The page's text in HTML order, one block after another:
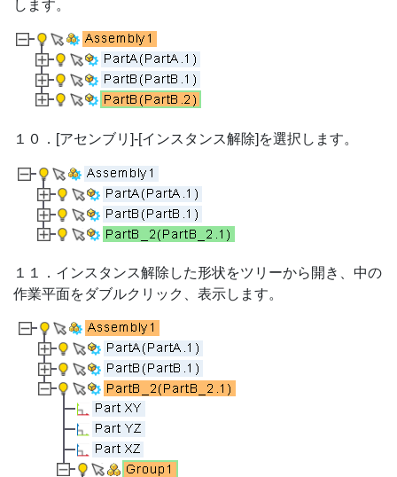
します。
１０．[アセンブリ]-[インスタンス解除]を選択します。
１１．インスタンス解除した形状をツリーから開き、中の
作業平面をダブルクリック、表示します。